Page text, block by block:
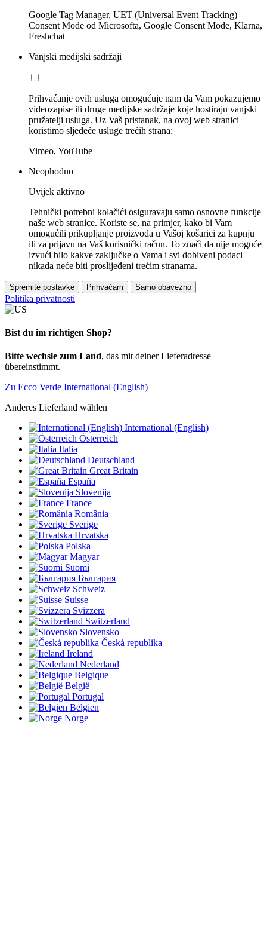
Google Tag Manager, UET (Universal Event Tracking)
Consent Mode od Microsofta, Google Consent Mode, Klarna,
Freshchat
Vanjski medijski sadržaji
Prihvaćanje ovih usluga omogućuje nam da Vam pokazujemo
videozapise ili druge medijske sadržaje koje hostiraju vanjski
pružatelji usluga. Uz Vaš pristanak, na ovoj web stranici
koristimo sljedeće usluge trećih strana:
Vimeo, YouTube
Neophodno
Uvijek aktivno
Tehnički potrebni kolačići osiguravaju samo osnovne funkcije
naše web stranice. Koriste se, na primjer, kako bi Vam
omogućili prikupljanje proizvoda u Vašoj košarici za kupnju
ili za prijavu na Vaš korisnički račun. To znači da nije moguće
izvući bilo kakve zaključke o Vama i svi dobiveni podaci
nikada neće biti proslijeđeni trećim stranama.
Spremite postavke Prihvaćam Samo obavezno
Politika privatnosti
Bist du im richtigen Shop?
Bitte wechsle zum Land, das mit deiner Lieferadresse
übereinstimmt.
Zu Ecco Verde International (English)
Anderes Lieferland wählen
International (English)
Österreich
Italia
Deutschland
Great Britain
España
Slovenija
France
România
Sverige
Hrvatska
Polska
Magyar
Suomi
България
Schweiz
Suisse
Svizzera
Switzerland
Slovensko
Česká republika
Ireland
Nederland
Belgique
België
Portugal
Belgien
Norge